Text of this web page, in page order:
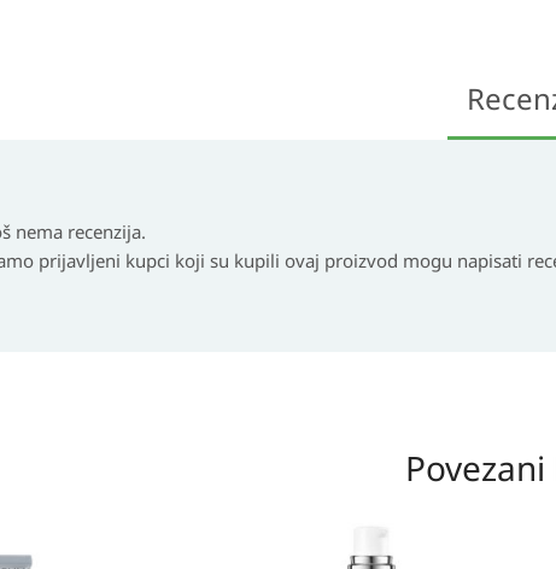
nema recenzija.
prijavljeni kupci koji su kupili ovaj proizvod mogu napisati